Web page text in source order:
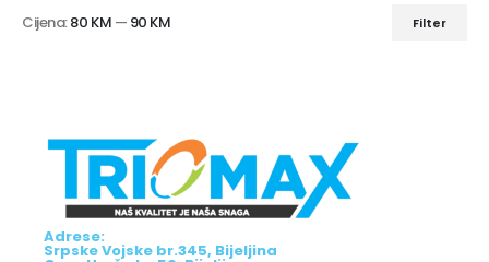
Filter
Cijena:80 KM — 90 KM
Adrese:
Srpske Vojske br.345, Bijeljina